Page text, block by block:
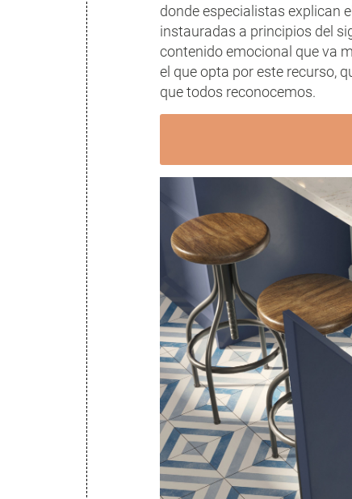
donde especialistas explican
instauradas a principios del
contenido emocional que va
el que opta por este recurso,
que todos reconocemos.